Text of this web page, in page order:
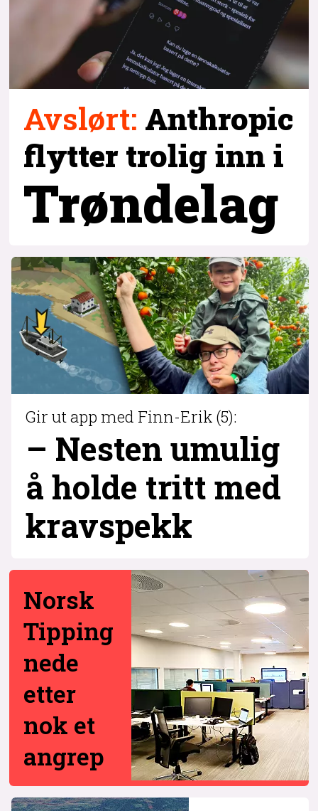
Avslørt: Anthropic
flytter trolig inn i
Trøndelag
Gir ut app med Finn-Erik (5):
– Nesten umulig
å holde tritt med
krav­spekk
Norsk
Tipping
nede
etter
nok et
angrep